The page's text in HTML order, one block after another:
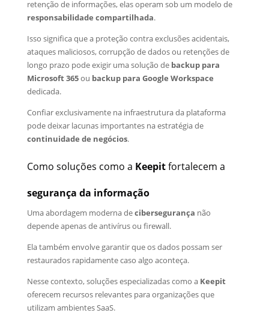
retenção de informações, elas operam sob um modelo de
responsabilidade compartilhada.
Isso significa que a proteção contra exclusões acidentais,
ataques maliciosos, corrupção de dados ou retenções de
longo prazo pode exigir uma solução de backup para
Microsoft 365ou backup para Google Workspace
dedicada.
Confiar exclusivamente na infraestrutura da plataforma
pode deixar lacunas importantes na estratégia de
continuidade de negócios.
Como soluções como a Keepitfortalecem a
segurança da informação
Uma abordagem moderna decibersegurança não
depende apenas de antivírus ou firewall.
Ela também envolve garantir que os dados possam ser
restaurados rapidamente caso algo aconteça.
Nesse contexto, soluções especializadas como a Keepit
oferecem recursos relevantes para organizações que
utilizam ambientes SaaS.